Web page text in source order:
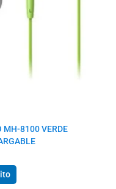
MH-8100 VERDE